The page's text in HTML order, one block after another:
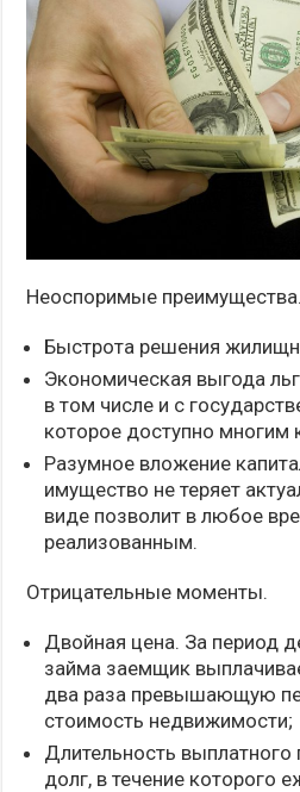
Неоспоримые преимущества.
Быстрота решения
Экономическая выгода
в том числе и с
которое доступно многим
Разумное вложение
имущество не теряет
виде позволит в любое
реализованным.
Отрицательные моменты.
Двойная цена. За период
займа заемщик
два раза превышающую
стоимость недвижимости;
Длительность
долг, в течение которого